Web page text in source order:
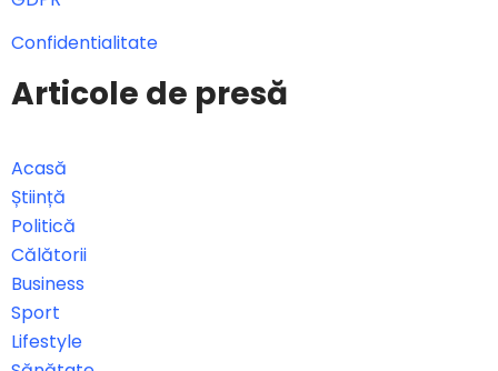
Confidentialitate
Articole de presă
Acasă
Știință
Politică
Călătorii
Business
Sport
Lifestyle